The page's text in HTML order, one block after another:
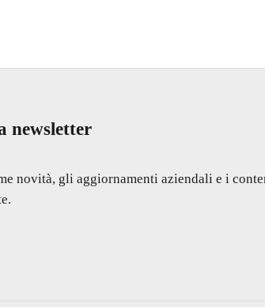
newsletter
novità, gli aggiornamenti aziendali e i